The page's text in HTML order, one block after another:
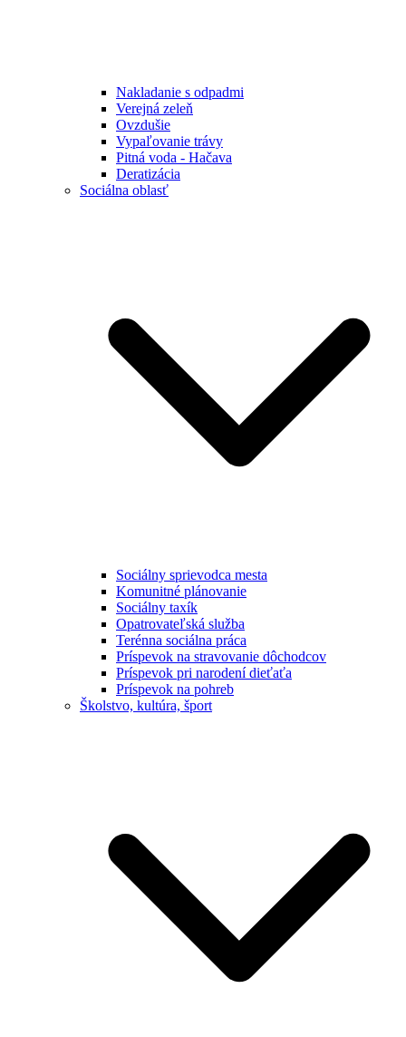
Nakladanie s odpadmi
Verejná zeleň
Ovzdušie
Vypaľovanie trávy
Pitná voda - Hačava
Deratizácia
Sociálna oblasť
Sociálny sprievodca mesta
Komunitné plánovanie
Sociálny taxík
Opatrovateľská služba
Terénna sociálna práca
Príspevok na stravovanie dôchodcov
Príspevok pri narodení dieťaťa
Príspevok na pohreb
Školstvo, kultúra, šport